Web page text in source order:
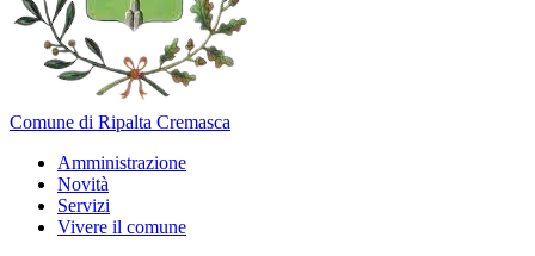
Comune di Ripalta Cremasca
Amministrazione
Novità
Servizi
Vivere il comune